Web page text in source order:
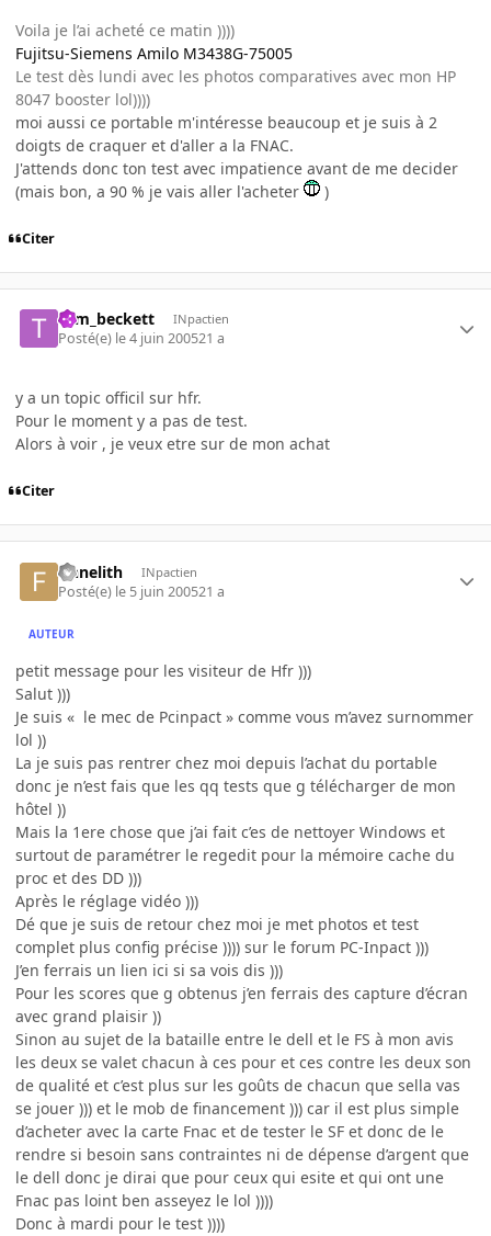
Voila je l’ai acheté ce matin ))))
Fujitsu-Siemens Amilo M3438G-75005
Le test dès lundi avec les photos comparatives avec mon HP
8047 booster lol))))
moi aussi ce portable m'intéresse beaucoup et je suis à 2
doigts de craquer et d'aller a la FNAC.
J'attends donc ton test avec impatience avant de me decider
(mais bon, a 90 % je vais aller l'acheter
)
Citer
tom_beckett INpactien
Posté(e) le 4 juin 200521 a
y a un topic officil sur hfr.
Pour le moment y a pas de test.
Alors à voir , je veux etre sur de mon achat
Citer
finnelith INpactien
Posté(e) le 5 juin 200521 a
AUTEUR
petit message pour les visiteur de Hfr )))
Salut )))
Je suis « le mec de Pcinpact » comme vous m’avez surnommer
lol ))
La je suis pas rentrer chez moi depuis l’achat du portable
donc je n’est fais que les qq tests que g télécharger de mon
hôtel ))
Mais la 1ere chose que j’ai fait c’es de nettoyer Windows et
surtout de paramétrer le regedit pour la mémoire cache du
proc et des DD )))
Après le réglage vidéo )))
Dé que je suis de retour chez moi je met photos et test
complet plus config précise )))) sur le forum PC-Inpact )))
J’en ferrais un lien ici si sa vois dis )))
Pour les scores que g obtenus j’en ferrais des capture d’écran
avec grand plaisir ))
Sinon au sujet de la bataille entre le dell et le FS à mon avis
les deux se valet chacun à ces pour et ces contre les deux son
de qualité et c’est plus sur les goûts de chacun que sella vas
se jouer ))) et le mob de financement ))) car il est plus simple
d’acheter avec la carte Fnac et de tester le SF et donc de le
rendre si besoin sans contraintes ni de dépense d’argent que
le dell donc je dirai que pour ceux qui esite et qui ont une
Fnac pas loint ben asseyez le lol ))))
Donc à mardi pour le test ))))